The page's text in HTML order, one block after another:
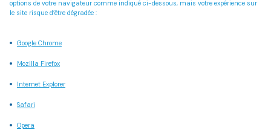
options de votre navigateur comme indiqué ci-dessous, mais votre expérience sur
le site risque d’être dégradée :
Google Chrome
Mozilla Firefox
Internet Explorer
Safari
Opera